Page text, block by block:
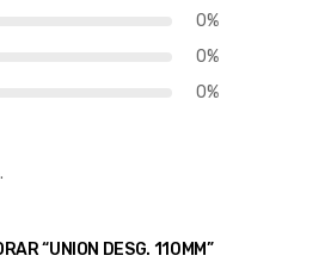
0%
0%
0%
“UNION DESG. 110MM”